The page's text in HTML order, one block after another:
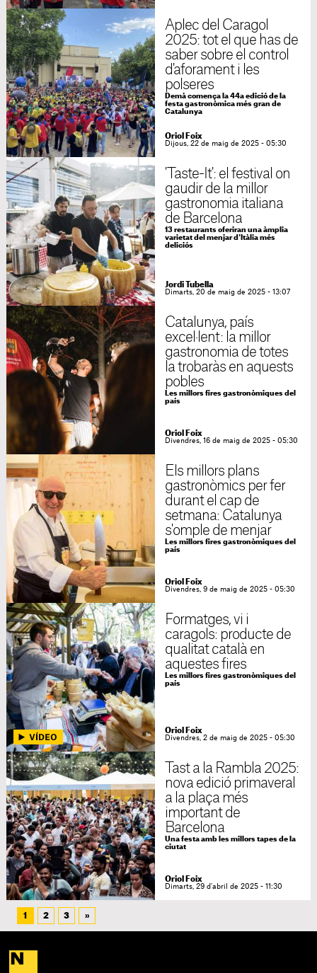
Aplec del Caragol
2025: tot el que has de
saber sobre el control
d'aforament i les
polseres
Demà comença la 44a edició de la
festa gastronòmica més gran de
Catalunya
Oriol Foix
Dijous, 22 de maig de 2025 - 05:30
'Taste-It': el festival on
gaudir de la millor
gastronomia italiana
de Barcelona
13 restaurants oferiran una àmplia
varietat del menjar d'Itàlia més
deliciós
Jordi Tubella
Dimarts, 20 de maig de 2025 - 13:07
Catalunya, país
excel·lent: la millor
gastronomia de totes
la trobaràs en aquests
pobles
Les millors fires gastronòmiques del
país
Oriol Foix
Divendres, 16 de maig de 2025 - 05:30
Els millors plans
gastronòmics per fer
durant el cap de
setmana: Catalunya
s'omple de menjar
Les millors fires gastronòmiques del
país
Oriol Foix
Divendres, 9 de maig de 2025 - 05:30
Formatges, vi i
caragols: producte de
qualitat català en
aquestes fires
Les millors fires gastronòmiques del
país
Oriol Foix
Divendres, 2 de maig de 2025 - 05:30
Tast a la Rambla 2025:
nova edició primaveral
a la plaça més
important de
Barcelona
Una festa amb les millors tapes de la
ciutat
Oriol Foix
Dimarts, 29 d'abril de 2025 - 11:30
1 2 3 »